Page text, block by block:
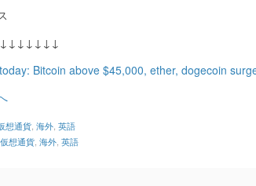
Bitcoin above $45,000, ether, dogecoin
想通貨 海外 英語
仮想通貨 海外 英語